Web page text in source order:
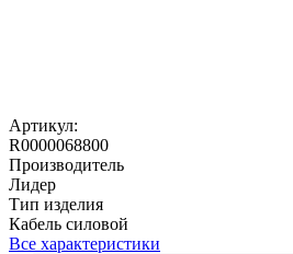
Артикул:
R0000068800
Производитель
Лидер
Тип изделия
Кабель силовой
Все характеристики